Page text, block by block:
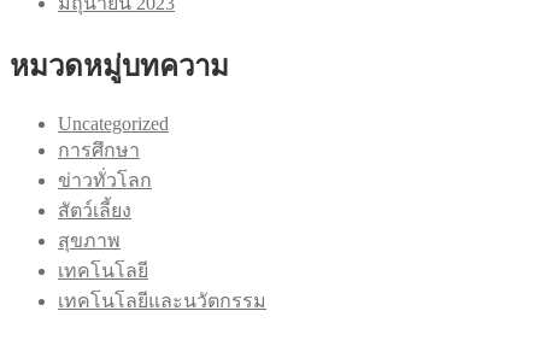
หมวดหมู่บทความ
Uncategorized
การศึกษา
ข่าวทั่วโลก
สัตว์เลี้ยง
สุขภาพ
เทคโนโลยี
เทคโนโลยีและนวัตกรรม